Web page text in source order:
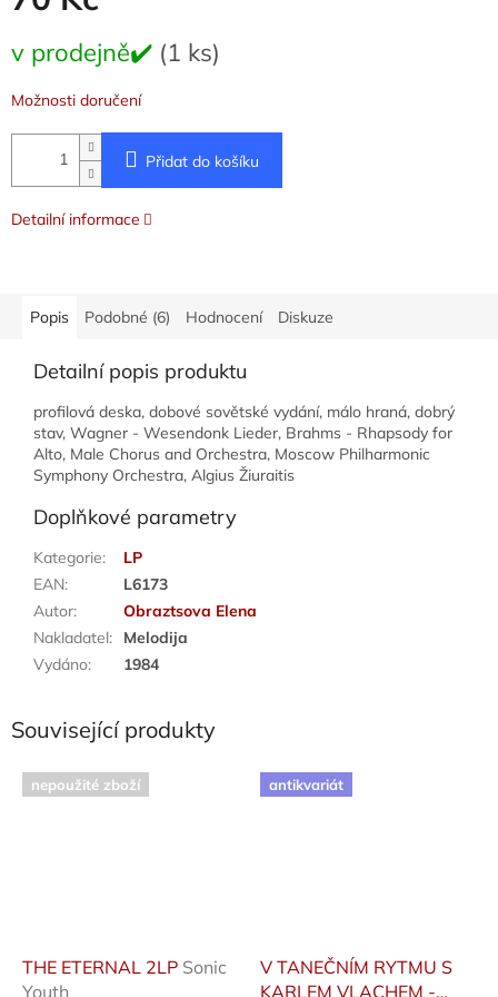
cena:
v prodejně✔️ (1 ks)
Možnosti doručení
Přidat do košíku
Detailní informace
Popis Podobné (6) Hodnocení Diskuze
Detailní popis produktu
profilová deska, dobové sovětské vydání, málo hraná, dobrý
stav, Wagner - Wesendonk Lieder, Brahms - Rhapsody for
Alto, Male Chorus and Orchestra, Moscow Philharmonic
Symphony Orchestra, Algius Žiuraitis
Doplňkové parametry
Kategorie:
LP
EAN:
L6173
Autor:
Obraztsova Elena
Nakladatel:
Melodija
Vydáno: 1984
Související produkty
nepoužité zboží
THE ETERNAL 2LP Sonic
Youth
antikvariát
V TANEČNÍM RYTMU S
KARLEM VLACHEM -